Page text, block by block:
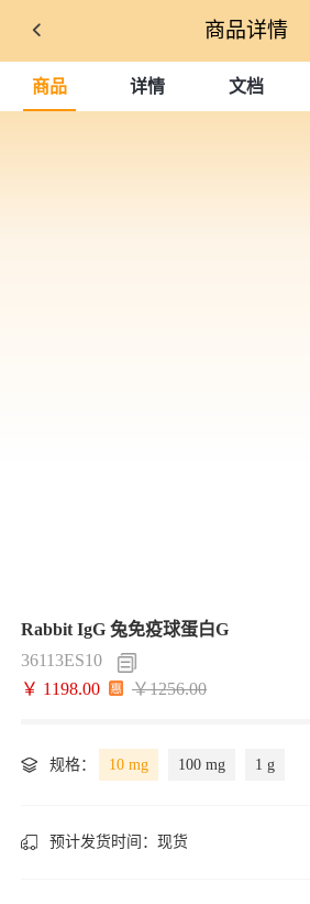
商品详情
商品 详情 文档
Rabbit IgG 兔免疫球蛋白G
36113ES10
￥ 1198.00
￥1256.00
规格： 10 mg 100 mg 1 g
预计发货时间： 现货